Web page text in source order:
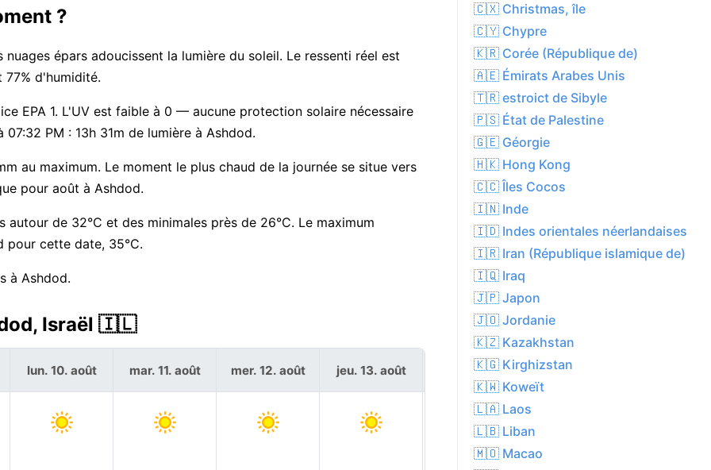
?
épars adoucissent la lumière du soleil. Le ressenti réel est
d'humidité.
EPA 1. L'UV est faible à 0 — aucune protection solaire nécessaire
PM : 13h 31m de lumière à Ashdod.
au maximum. Le moment le plus chaud de la journée se situe vers
pour août à Ashdod.
de 32°C et des minimales près de 26°C. Le maximum
pour cette date, 35°C.
à Ashdod.
Israël 🇮🇱
lun. 10. août mar. 11. août mer. 12. août jeu. 13. août ven. 14. août
🇨🇽 Christmas, île
🇨🇾 Chypre
🇰🇷 Corée (République de)
🇦🇪 Émirats Arabes Unis
🇹🇷 estroict de Sibyle
🇵🇸 État de Palestine
🇬🇪 Géorgie
🇭🇰 Hong Kong
🇨🇨 Îles Cocos
🇮🇳 Inde
🇮🇩 Indes orientales néerlandaises
🇮🇷 Iran (République islamique de)
🇮🇶 Iraq
🇯🇵 Japon
🇯🇴 Jordanie
🇰🇿 Kazakhstan
🇰🇬 Kirghizstan
🇰🇼 Koweït
🇱🇦 Laos
🇱🇧 Liban
🇲🇴 Macao